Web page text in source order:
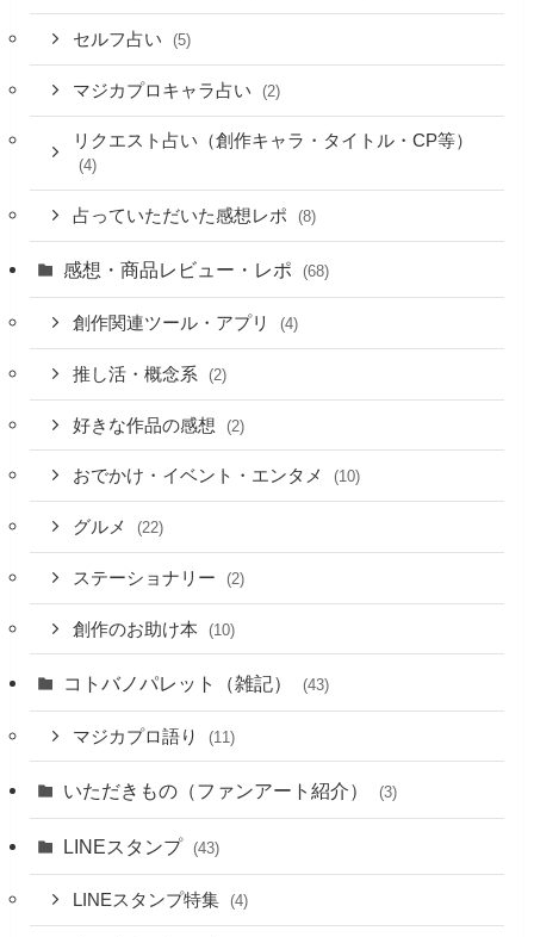
セルフ占い (5)
マジカプロキャラ占い (2)
リクエスト占い（創作キャラ・タイトル・CP等）
(4)
占っていただいた感想レポ (8)
感想・商品レビュー・レポ (68)
創作関連ツール・アプリ (4)
推し活・概念系 (2)
好きな作品の感想 (2)
おでかけ・イベント・エンタメ (10)
グルメ (22)
ステーショナリー (2)
創作のお助け本 (10)
コトバノパレット（雑記） (43)
マジカプロ語り (11)
いただきもの（ファンアート紹介） (3)
LINEスタンプ (43)
LINEスタンプ特集 (4)